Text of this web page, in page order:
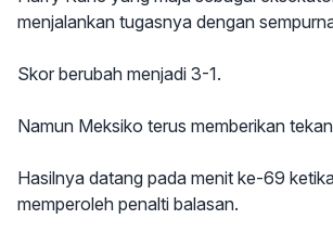
menjalankan tugasnya dengan
Skor berubah menjadi 3-1.
Namun Meksiko terus memberikan
Hasilnya datang pada menit ke-69
memperoleh penalti balasan.